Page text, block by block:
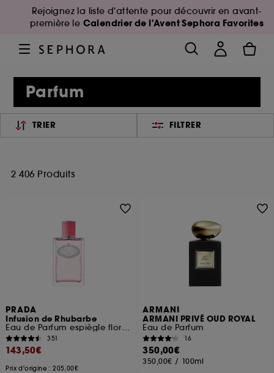
Rejoignez la liste d'attente pour découvrir en avant-
première le Calendrier de l'Avent Sephora Favorites
Parfum
TRIER FILTRER
2 406 Produits
PRADA
Infusion de Rhubarbe
Eau de Parfum espiègle florale fruitée
351
143,50€
Prix d'origine : 205,00€
ARMANI
ARMANI PRIVÉ OUD ROYAL
Eau de Parfum
16
350,00€
350,00€ / 100ml